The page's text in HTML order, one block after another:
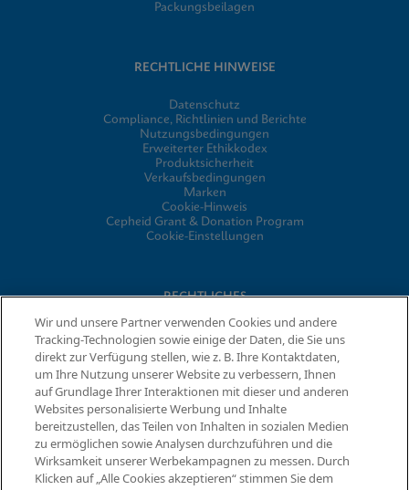
Packungsbeilagen
RECHTLICHE HINWEISE
Datenschutz
Compliance, Richtlinien und Berichte
Nutzungsbedingungen
Erweiterter Ethikkodex
Produktsicherheit
Verkaufsbedingungen
Marken
Cookie-Hinweis
Cepheid Grant & Donation Program
Cookie-Einstellungen
RECHTLICHES
Datenschutzvereinbarung
Partner-Gemeinschaften
Allgemeine Geschäftsbedingungen für Informationssicherheit
© 2026 Cepheid. Cepheid®, das Cepheid-Logo, GeneXpert®,
Xpert® und I-CORE® sind Marken von Cepheid, die in den USA
und anderen Ländern eingetragen sind.
Wir und unsere Partner verwenden Cookies und andere
Tracking-Technologien sowie einige der Daten, die Sie uns
direkt zur Verfügung stellen, wie z. B. Ihre Kontaktdaten,
um Ihre Nutzung unserer Website zu verbessern, Ihnen
auf Grundlage Ihrer Interaktionen mit dieser und anderen
Websites personalisierte Werbung und Inhalte
bereitzustellen, das Teilen von Inhalten in sozialen Medien
zu ermöglichen sowie Analysen durchzuführen und die
Wirksamkeit unserer Werbekampagnen zu messen. Durch
Klicken auf „Alle Cookies akzeptieren“ stimmen Sie dem